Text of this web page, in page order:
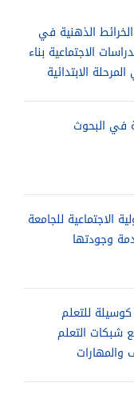
الذهنية في
الاجتماعية بناء
الابتدائية
في البحوث
الاجتماعية للجامعة
وجودتها
كوسيلة للتعلم
شبكات التعلم